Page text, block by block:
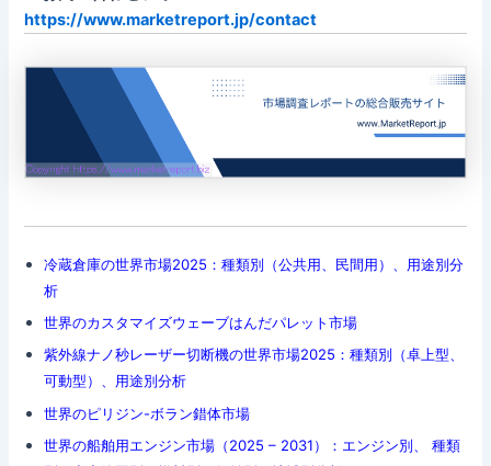
https://www.marketreport.jp/contact
冷蔵倉庫の世界市場2025：種類別（公共用、民間用）、用途別分
析
世界のカスタマイズウェーブはんだパレット市場
紫外線ナノ秒レーザー切断機の世界市場2025：種類別（卓上型、
可動型）、用途別分析
世界のピリジン-ボラン錯体市場
世界の船舶用エンジン市場（2025 – 2031）：エンジン別、 種類